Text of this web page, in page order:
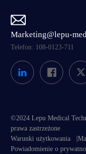
Marketing@lepu-
Telefon: 108-0123-711
©2024 Lepu Medical
prawa zastrzeżone
Warunki użytkowania
|
Powiadomienie o